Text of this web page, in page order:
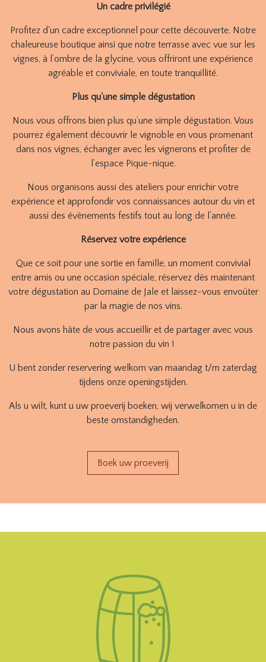
Un cadre privilégié
Profitez d'un cadre exceptionnel pour cette découverte. Notre
chaleureuse boutique ainsi que notre terrasse avec vue sur les
vignes, à l’ombre de la glycine, vous offriront une expérience
agréable et conviviale, en toute tranquillité.
Plus qu'une simple dégustation
Nous vous offrons bien plus qu’une simple dégustation. Vous
pourrez également découvrir le vignoble en vous promenant
dans nos vignes, échanger avec les vignerons et profiter de
l’espace Pique-nique.
Nous organisons aussi des ateliers pour enrichir votre
expérience et approfondir vos connaissances autour du vin et
aussi des évènements festifs tout au long de l’année.
Réservez votre expérience
Que ce soit pour une sortie en famille, un moment convivial
entre amis ou une occasion spéciale, réservez dès maintenant
votre dégustation au Domaine de Jale et laissez-vous envoûter
par la magie de nos vins.
Nous avons hâte de vous accueillir et de partager avec vous
notre passion du vin !
U bent zonder reservering welkom van maandag t/m zaterdag
tijdens onze openingstijden.
Als u wilt, kunt u uw proeverij boeken, wij verwelkomen u in de
beste omstandigheden.
Boek uw proeverij